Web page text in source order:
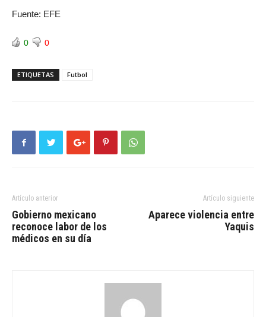
Fuente: EFE
0 0
ETIQUETAS Futbol
Artículo anterior
Gobierno mexicano
reconoce labor de los
médicos en su día
Artículo siguiente
Aparece violencia entre
Yaquis